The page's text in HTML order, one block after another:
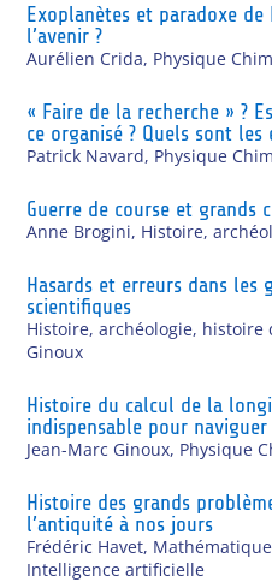
Exoplanètes et paradoxe
l’avenir ?
Aurélien Crida, Physique
« Faire de la recherche » ?
ce organisé ? Quels sont
Patrick Navard, Physique
Guerre de course et grands
Anne Brogini, Histoire,
Hasards et erreurs dans les
scientifiques
Histoire, archéologie, histoire
Ginoux
Histoire du calcul de la
indispensable pour naviguer
Jean-Marc Ginoux, Physique
Histoire des grands
l’antiquité à nos jours
Frédéric Havet,
Intelligence artificielle